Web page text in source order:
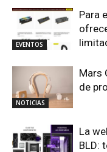
EVENTOS
Para
NOTICIAS
Mars
de
La
BLD: